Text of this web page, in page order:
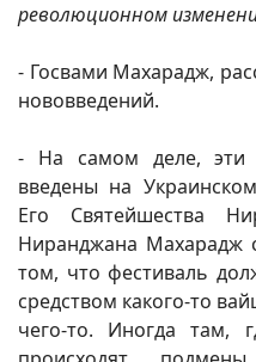
революционном
- Госвами Махарадж,
нововведений.
- На самом деле, эти
введены на
Его Святейшества
Ниранджана Махарадж
том, что фестиваль
средством какого-то
чего-то. Иногда там,